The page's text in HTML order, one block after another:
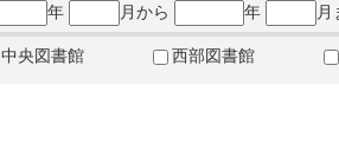
年
月から 年 月
中央図書館 西部図書館